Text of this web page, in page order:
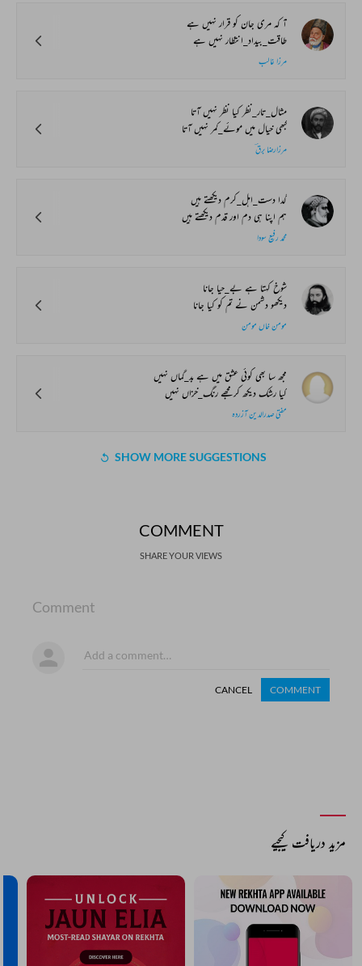
آ کہ مری جان کو قرار نہیں ہے
طاقت_بیداد_انتظار نہیں ہے
مرزا غالب
مثال_تار_نظر کیا نظر نہیں آتا
کبھی خیال میں موئے_کمر نہیں آتا
مرزارضا برق ؔ
گدا دست_اہل_کرم دیکھتے ہیں
ہم اپنا ہی دم اور قدم دیکھتے ہیں
محمد رفیع سودا
شوخ کہتا ہے بے_حیا جانا
دیکھو دشمن نے تم کو کیا جانا
مومن خاں مومن
مجھ سا بھی کوئی عشق میں ہے بد_گماں نہیں
کیا رشک دیکھ کر مجھے رنگ_خزاں نہیں
مفتی صدرالدین آزردہ
SHOW MORE SUGGESTIONS
COMMENT
SHARE YOUR VIEWS
Comment
CANCEL COMMENT
مزید دریافت کیجیے